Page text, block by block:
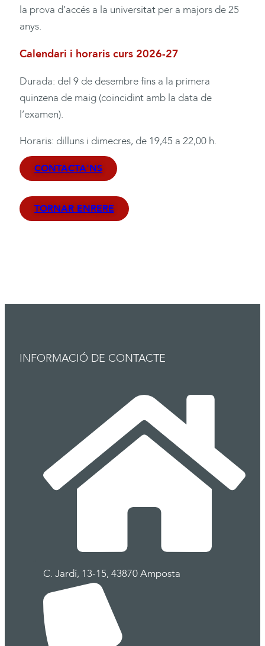
la prova d’accés a la universitat per a majors de 25
anys.
Calendari i horaris curs 2026-27
Durada: del 9 de desembre fins a la primera
quinzena de maig (coincidint amb la data de
l’examen).
Horaris: dilluns i dimecres, de 19,45 a 22,00 h.
CONTACTA'NS
TORNAR ENRERE
INFORMACIÓ DE CONTACTE
C. Jardí, 13-15, 43870 Amposta